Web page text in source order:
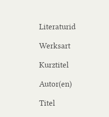
Literaturid
Werksart
Kurztitel
Autor(en)
Titel